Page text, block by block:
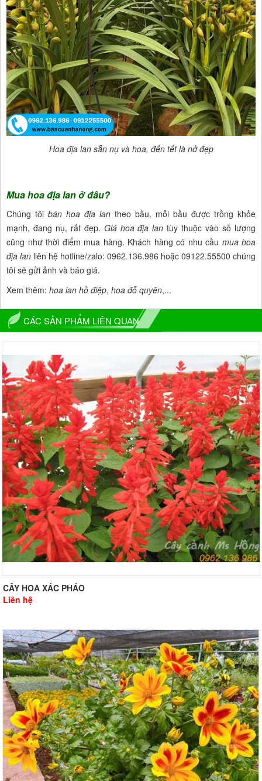
Hoa địa lan sẵn nụ và hoa, đến tết là nở đẹp
Mua hoa địa lan ở đâu?
Chúng tôi bán hoa địa lan theo bầu, mỗi bầu được trồng khỏe
mạnh, đang nụ, rất đẹp. Giá hoa địa lan tùy thuộc vào số lượng
cũng như thời điểm mua hàng. Khách hàng có nhu cầu mua hoa
địa lan liên hệ hotline/zalo: 0962.136.986 hoặc 09122.55500 chúng
tôi sẽ gửi ảnh và báo giá.
Xem thêm: hoa lan hồ điệp, hoa đỗ quyên,...
CÁC SẢN PHẨM LIÊN QUAN
CÂY HOA XÁC PHÁO
Liên hệ